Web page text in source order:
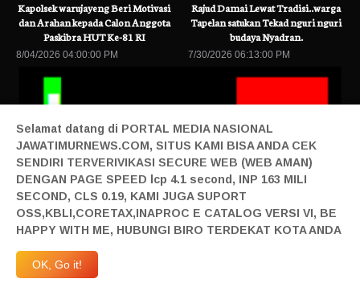
Kapolsek warujayeng Beri Motivasi
dan Arahan kepada Calon Anggota
Paskibra HUT Ke-81 RI
8/04/2026 04:00:00 PM
Rajud Damai Lewat Tradisi..warga
Tapelan satukan Tekad nguri nguri
budaya Nyadran.
7/30/2026 06:13:00 PM
Terbaru Maujual Gandeng AXIS Hadirkan Promo Smartphone 5G
Home| Login| Privacy| Pedoman Siber| Contact| Tentang|
Produk|
Adv| Mitra| Staff Redaksi| Redaksi| | Design By Sonata
Abraham | @2019 All Right Reserved | Milad JTN Ke 4 | 27 April 2023 JTN Melangkah
Maju | Anggardaya Terpandang-Berharga-Terdepan-Berkelas
Selamat datang di PORTAL MEDIA NASIONAL
JAWATIMURNEWS.COM, SITUS KAMI BISA ANDA CEK
SENDIRI TERVERIVIKASI SECURE WEB (WEB AMAN)
DENGAN PAGE SPEED lcp 4.1 second, INP 163 MILI
SECOND, CLS 0.19, KAMI JUGA SUPORT
OSS,KBLI,CORETAX,INAPROC E CATALOG VERSI VI, BE
HAPPY WITH ME, HUBUNGI BIRO TERDEKAT KOTA ANDA
OK, Go it!